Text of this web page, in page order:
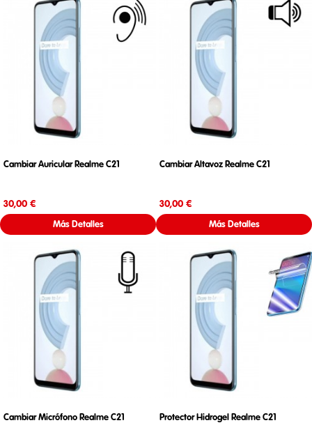
Cambiar Auricular Realme C21
30,00 €
Más Detalles
Cambiar Altavoz Realme C21
30,00 €
Más Detalles
Cambiar Micrófono Realme C21 Protector Hidrogel Realme C21